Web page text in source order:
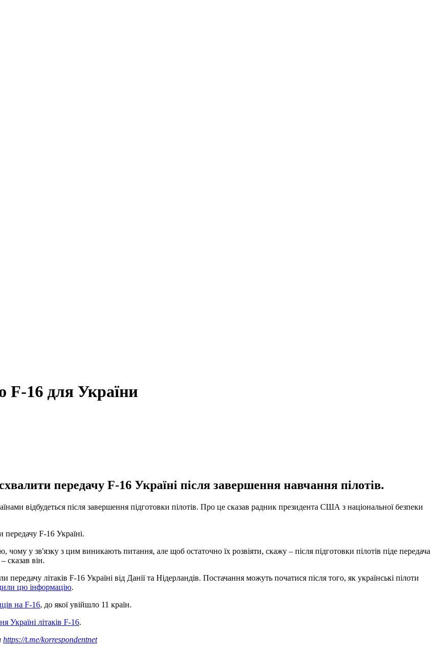
F-16 для України
передачу F-16 Україні після завершення навчання пілотів.
відбудеться після завершення підготовки пілотів. Про це сказав радник президента США з національної безпеки
F-16 Україні.
у зв'язку з цим виникають питання, але щоб остаточно їх розвіяти, скажу – після підготовки пілотів піде передача
сказав він.
літаків F-16 Україні від Данії та Нідерландів. Постачання можуть початися після того, як українські пілоти
цю інформацію.
на F-16, до якої увійшло 11 країн.
Україні літаків F-16.
https://t.me/korrespondentnet